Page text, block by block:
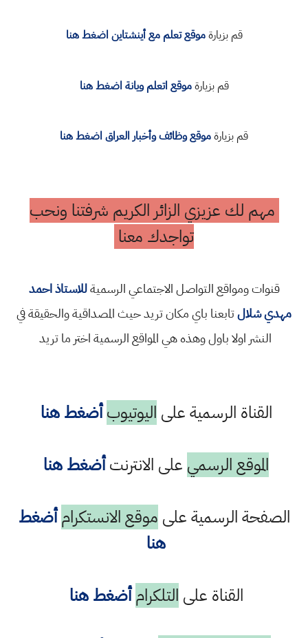
قم بزيارةموقع تعلم مع أينشتاين اضغط هنا
قم بزيارةموقع اتعلم ويانة اضغط هنا
قم بزيارةموقع وظائف وأخبار العراق اضغط هنا
مهم لك عزيزي الزائر الكريم شرفتنا ونحب
تواجدك معنا
قنوات ومواقع التواصل الاجتماعي الرسميةللاستاذ احمد
مهدي شلالتابعنا باي مكان تريد حيث المصداقية والحقيقة في
النشر اولا باول وهذه هي المواقع الرسمية اختر ما تريد
القناة الرسمية على اليوتيوب أضغط هنا
الموقع الرسمي على الانترنتأضغط هنا
الصفحة الرسمية على موقع الانستكرام أضغط
هنا
القناة على التلكرام أضغط هنا